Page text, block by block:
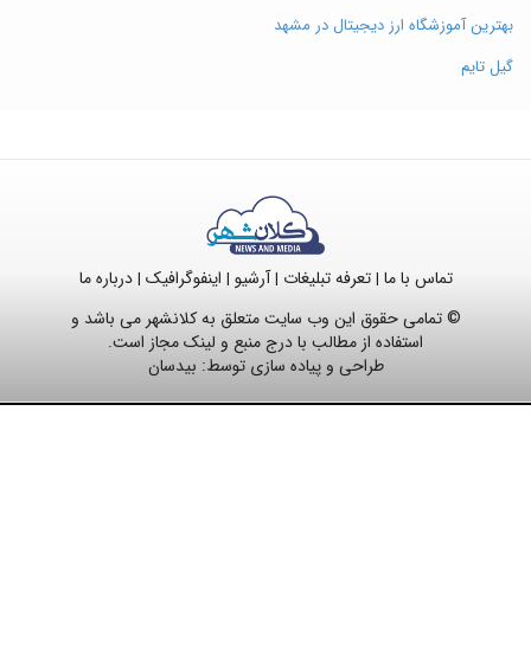
بهترین آموزشگاه ارز دیجیتال در مشهد
گیل تایم
تماس با ما |تعرفه تبلیغات |آرشیو | اینفوگرافیک |درباره ما
© تمامی حقوق این وب سایت متعلق به کلانشهر می باشد و
استفاده از مطالب با درج منبع و لینک مجاز است.
طراحی و پیاده سازی توسط: بیدسان